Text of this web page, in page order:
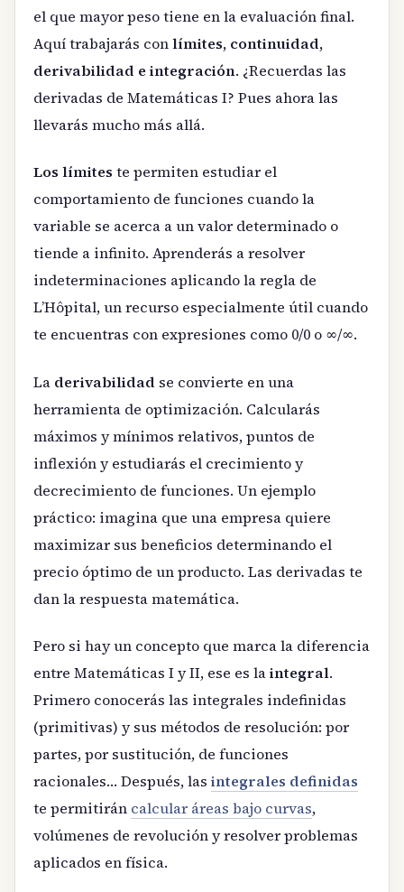
el que mayor peso tiene en la evaluación final.
Aquí trabajarás conlímites, continuidad,
derivabilidad e integración. ¿Recuerdas las
derivadas de Matemáticas I? Pues ahora las
llevarás mucho más allá.
Los límites te permiten estudiar el
comportamiento de funciones cuando la
variable se acerca a un valor determinado o
tiende a infinito. Aprenderás a resolver
indeterminaciones aplicando la regla de
L’Hôpital, un recurso especialmente útil cuando
te encuentras con expresiones como 0/0 o ∞/∞.
La derivabilidad se convierte en una
herramienta de optimización. Calcularás
máximos y mínimos relativos, puntos de
inflexión y estudiarás el crecimiento y
decrecimiento de funciones. Un ejemplo
práctico: imagina que una empresa quiere
maximizar sus beneficios determinando el
precio óptimo de un producto. Las derivadas te
dan la respuesta matemática.
Pero si hay un concepto que marca la diferencia
entre Matemáticas I y II, ese es laintegral.
Primero conocerás las integrales indefinidas
(primitivas) y sus métodos de resolución: por
partes, por sustitución, de funciones
racionales… Después, las integrales definidas
te permitirán calcular áreas bajo curvas,
volúmenes de revolución y resolver problemas
aplicados en física.